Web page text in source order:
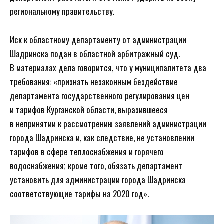
региональному правительству.
Иск к областному департаменту от администрации
Шадринска подан в областной арбитражный суд.
В материалах дела говорится, что у муниципалитета два
требования: «признать незаконным бездействие
департамента государственного регулирования цен
и тарифов Курганской области, выразившееся
в непринятии к рассмотрению заявлений администрации
города Шадринска и, как следствие, не установлении
тарифов в сфере теплоснабжения и горячего
водоснабжения; кроме того, обязать департамент
установить для администрации города Шадринска
соответствующие тарифы на 2020 год».